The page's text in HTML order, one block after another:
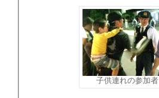
子供連れの参加者